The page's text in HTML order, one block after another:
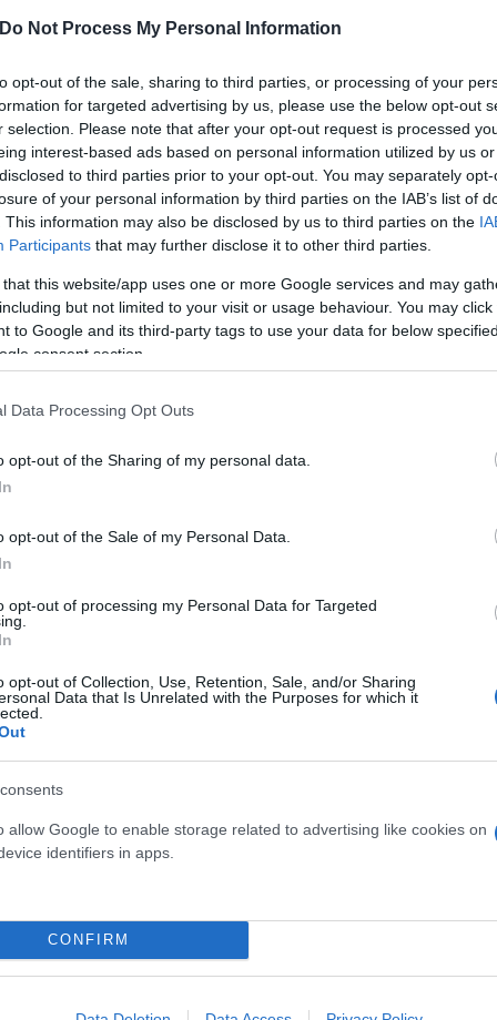
Do Not Process My Personal Information
opt-out of the sale, sharing to third parties, or processing of your
for targeted advertising by us, please use the below opt-out
selection. Please note that after your opt-out request is processed
interest-based ads based on personal information utilized by us
to third parties prior to your opt-out. You may separately
of your personal information by third parties on the IAB’s list of
This information may also be disclosed by us to third parties on the
Participants that may further disclose it to other third parties.
that this website/app uses one or more Google services and may
but not limited to your visit or usage behaviour. You may
to Google and its third-party tags to use your data for below
consent section.
Data Processing Opt Outs
opt-out of the Sharing of my personal data.
opt-out of the Sale of my Personal Data.
opt-out of processing my Personal Data for Targeted
opt-out of Collection, Use, Retention, Sale, and/or Sharing
Data that Is Unrelated with the Purposes for which it
allow Google to enable storage related to advertising like cookies on
identifiers in apps.
CONFIRM
αστυνομικό
αστυνομικοί που βρίσκονταν σε περιπολία
του μετρό στα Σεπόλια. Στο αυτοκίνητο τύπου
άνδρες αλβανικής καταγωγής.
έκλεψαν το μηχανάκι του πριν περίπου μία ώρα
εντοπίσει.
και ένας από τους επιβάτες επέδειξαν
ότι συνομίλησαν πριν από μία ώρα.
ότι οι δύο άνδρες είχαν και άλλες
που έκαναν στον αστυνομικό και στους
ή εάν έχει κάποιο άλλο όχημα στην κατοχή
ότι έχει ένα αυτοκίνητο αλλά δεν θυμάται τον
είχε φωτογραφία στο Viber.
του αστυνομικού στους συναδέλφους του,
ένα πιστόλι και αναγραφόταν
ότι υπήρχαν φωτογραφίες γυναικών "σε
σε μία εξ αυτών απεικονίζεται γυναίκα να
προφίλ Ιούλιος 2.2023". Επιπλέον
υπηρεσιών.
όπλα και ναρκωτικές ουσίες, οι οποίες σε
σε διακίνηση ναρκωτικών ουσιών.